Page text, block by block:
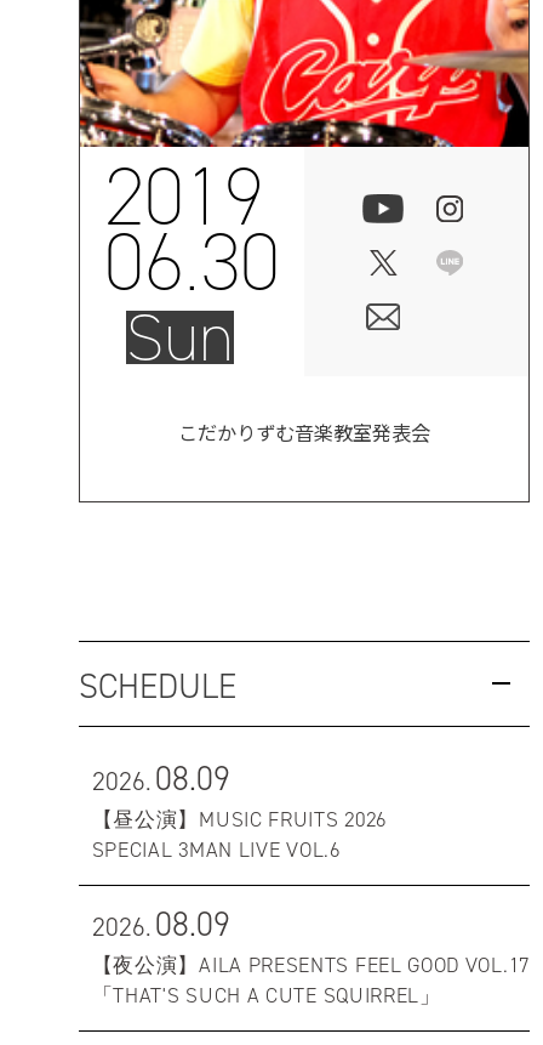
2019
06.30
Sun
こだかりずむ音楽教室発表会
SCHEDULE
2026.08.09
【昼公演】MUSIC FRUITS 2026
SPECIAL 3MAN LIVE VOL.6
2026.08.09
【夜公演】AILA PRESENTS FEEL GOOD VOL.17
「THAT'S SUCH A CUTE SQUIRREL」